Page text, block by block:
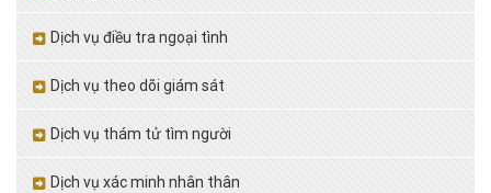
Dịch vụ điều tra ngoại tình
Dịch vụ theo dõi giám sát
Dịch vụ thám tử tìm người
Dịch vụ xác minh nhân thân